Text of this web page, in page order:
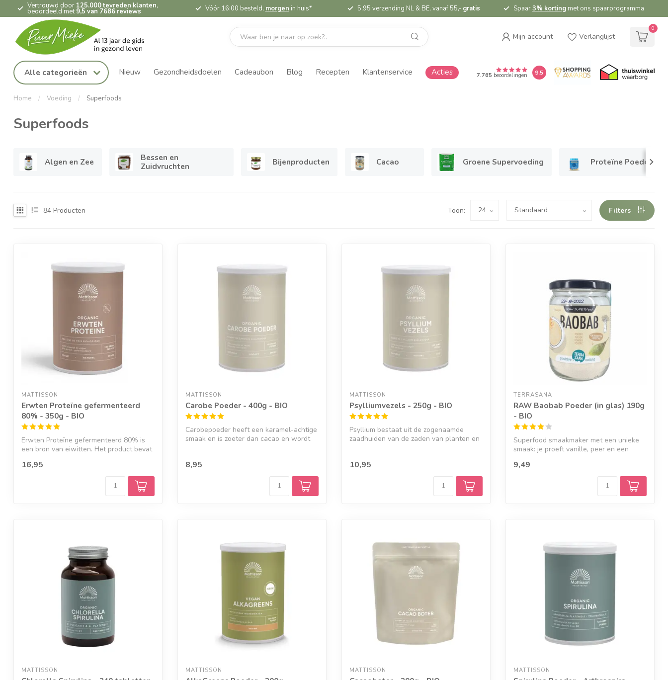
Vertrouwd door 125.000 tevreden klanten,
beoordeeld met 9,5 van 7686 reviews Vóór 16:00 besteld, morgen in huis* 5,95 verzending NL & BE, vanaf 55,- gratis Spaar3% kortingmet ons spaarprogramma
Mijn account Verlanglijst
0
Alle categorieën Nieuw Gezondheidsdoelen Cadeaubon Blog Recepten Klantenservice Acties 7.765 beoordelingen 9.5
Home / Voeding / Superfoods
Superfoods
Algen en Zee
Bessen en
Zuidvruchten
Bijenproducten Cacao Groene Supervoeding Proteïne Poeders
84 Producten Toon: Filters
MATTISSON
Erwten Proteïne gefermenteerd
80% - 350g - BIO
Erwten Proteïne gefermenteerd 80% is
een bron van eiwitten. Het product bevat
16,95
MATTISSON
Carobe Poeder - 400g - BIO
Carobepoeder heeft een karamel-achtige
smaak en is zoeter dan cacao en wordt
8,95
MATTISSON
Psylliumvezels - 250g - BIO
Psyllium bestaat uit de zogenaamde
zaadhuiden van de zaden van planten en
10,95
TERRASANA
RAW Baobab Poeder (in glas) 190g
- BIO
Superfood smaakmaker met een unieke
smaak: je proeft vanille, peer en een
9,49
MATTISSON MATTISSON MATTISSON MATTISSON